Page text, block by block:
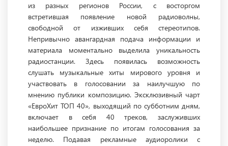
из разных регионов России, с восторгом
встретившая появление новой радиоволны,
свободной от изживших себя стереотипов.
Непривычно авангардная подача информации и
материала моментально выделила уникальность
радиостанции. Здесь появилась возможность
слушать музыкальные хиты мирового уровня и
участвовать в голосовании за наилучшую по
мнению публики композицию. Эксклюзивный чарт
«ЕвроХит ТОП 40», выходящий по субботним дням,
включает в себя 40 треков, заслуживших
наибольшее признание по итогам голосования за
неделю. Подавая рекламные аудиоролики с